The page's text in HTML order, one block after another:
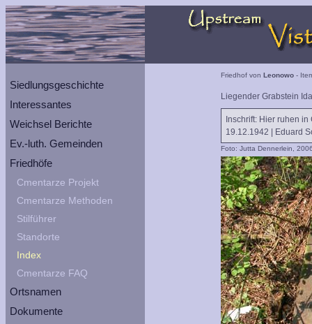
Siedlungsgeschichte
Interessantes
Weichsel Berichte
Ev.-luth. Gemeinden
Friedhöfe
Cmentarze Projekt
Cmentarze Methoden
Stilführer
Standorte
Index
Cmentarze FAQ
Ortsnamen
Dokumente
Friedhof von Leonowo -
Liegender Grabstein
Inschrift: Hier ruhen
19.12.1942 | Eduard
Foto: Jutta Dennerlein,